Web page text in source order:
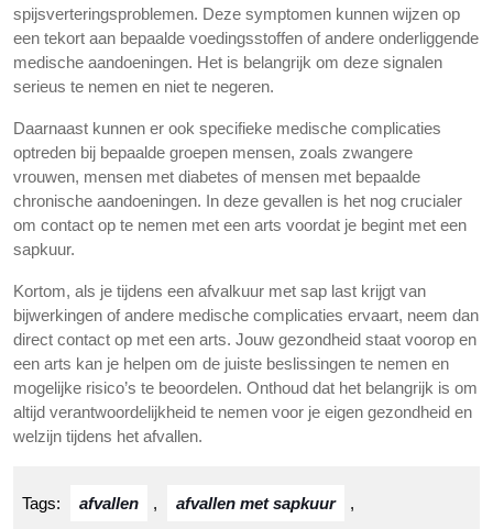
spijsverteringsproblemen. Deze symptomen kunnen wijzen op
een tekort aan bepaalde voedingsstoffen of andere onderliggende
medische aandoeningen. Het is belangrijk om deze signalen
serieus te nemen en niet te negeren.
Daarnaast kunnen er ook specifieke medische complicaties
optreden bij bepaalde groepen mensen, zoals zwangere
vrouwen, mensen met diabetes of mensen met bepaalde
chronische aandoeningen. In deze gevallen is het nog crucialer
om contact op te nemen met een arts voordat je begint met een
sapkuur.
Kortom, als je tijdens een afvalkuur met sap last krijgt van
bijwerkingen of andere medische complicaties ervaart, neem dan
direct contact op met een arts. Jouw gezondheid staat voorop en
een arts kan je helpen om de juiste beslissingen te nemen en
mogelijke risico’s te beoordelen. Onthoud dat het belangrijk is om
altijd verantwoordelijkheid te nemen voor je eigen gezondheid en
welzijn tijdens het afvallen.
Tags: afvallen , afvallen met sapkuur ,